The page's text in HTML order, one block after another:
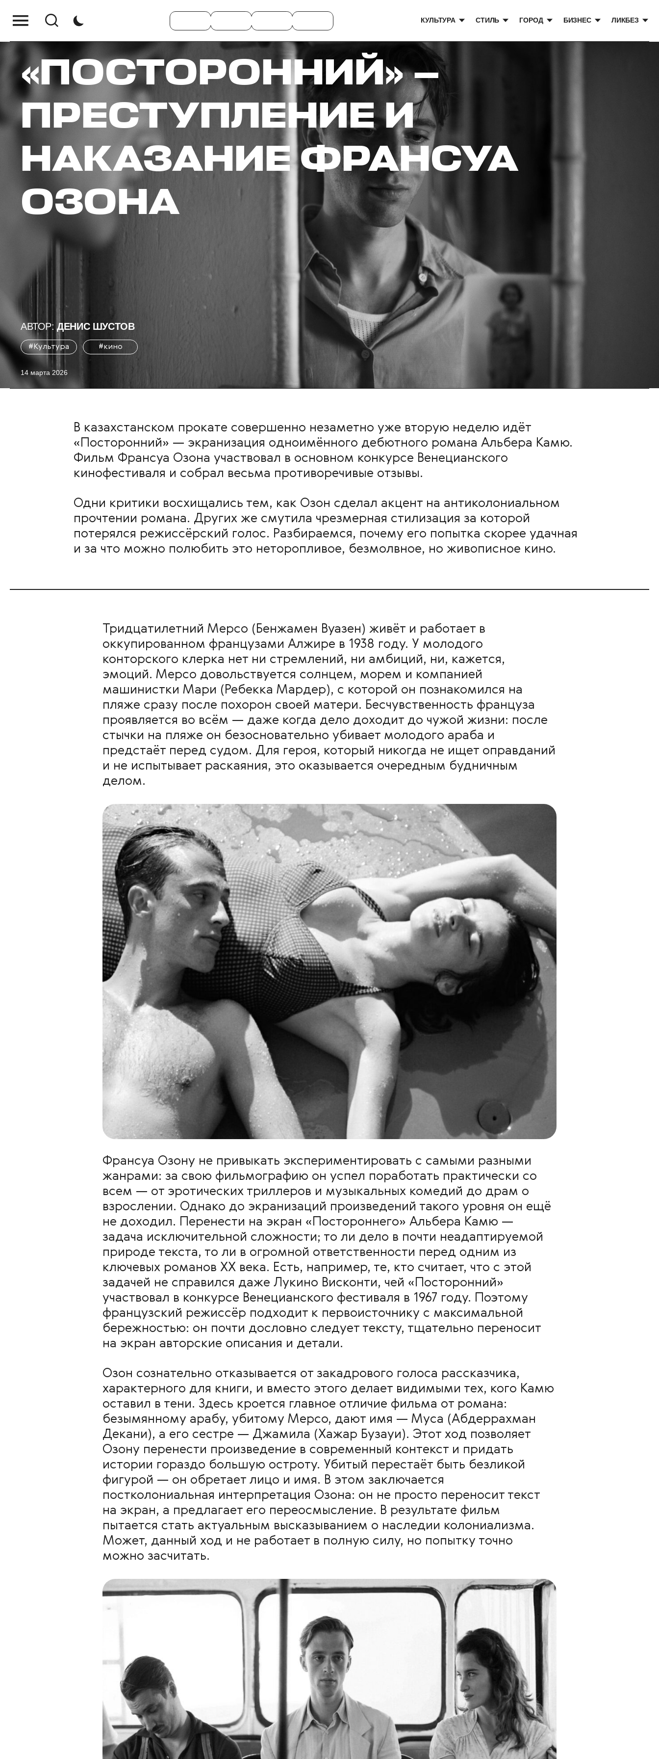
КУЛЬТУРА СТИЛЬ ГОРОД БИЗНЕС ЛИКБЕЗ
«ПОСТОРОННИЙ» —
ПРЕСТУПЛЕНИЕ И
НАКАЗАНИЕ ФРАНСУА
ОЗОНА
АВТОР:ДЕНИС ШУСТОВ
#Культура #кино
14 марта 2026
В казахстанском прокате совершенно незаметно уже вторую неделю идёт
«Посторонний» — экранизация одноимённого дебютного романа Альбера Камю.
Фильм Франсуа Озона участвовал в основном конкурсе Венецианского
кинофестиваля и собрал весьма противоречивые отзывы.
Одни критики восхищались тем, как Озон сделал акцент на антиколониальном
прочтении романа. Других же смутила чрезмерная стилизация за которой
потерялся режиссёрский голос. Разбираемся, почему его попытка скорее удачная
и за что можно полюбить это неторопливое, безмолвное, но живописное кино.
Тридцатилетний Мерсо (Бенжамен Вуазен) живёт и работает в
оккупированном французами Алжире в 1938 году. У молодого
конторского клерка нет ни стремлений, ни амбиций, ни, кажется,
эмоций. Мерсо довольствуется солнцем, морем и компанией
машинистки Мари (Ребекка Мардер), с которой он познакомился на
пляже сразу после похорон своей матери. Бесчувственность француза
проявляется во всём — даже когда дело доходит до чужой жизни: после
стычки на пляже он безосновательно убивает молодого араба и
предстаёт перед судом. Для героя, который никогда не ищет оправданий
и не испытывает раскаяния, это оказывается очередным будничным
делом.
Франсуа Озону не привыкать экспериментировать с самыми разными
жанрами: за свою фильмографию он успел поработать практически со
всем — от эротических триллеров и музыкальных комедий до драм о
взрослении. Однако до экранизаций произведений такого уровня он ещё
не доходил. Перенести на экран «Постороннего» Альбера Камю —
задача исключительной сложности; то ли дело в почти неадаптируемой
природе текста, то ли в огромной ответственности перед одним из
ключевых романов XX века. Есть, например, те, кто считает, что с этой
задачей не справился даже Лукино Висконти, чей «Посторонний»
участвовал в конкурсе Венецианского фестиваля в 1967 году. Поэтому
французский режиссёр подходит к первоисточнику с максимальной
бережностью: он почти дословно следует тексту, тщательно переносит
на экран авторские описания и детали.
Озон сознательно отказывается от закадрового голоса рассказчика,
характерного для книги, и вместо этого делает видимыми тех, кого Камю
оставил в тени. Здесь кроется главное отличие фильма от романа:
безымянному арабу, убитому Мерсо, дают имя — Муса (Абдеррахман
Декани), а его сестре — Джамила (Хажар Бузауи). Этот ход позволяет
Озону перенести произведение в современный контекст и придать
истории гораздо большую остроту. Убитый перестаёт быть безликой
фигурой — он обретает лицо и имя. В этом заключается
постколониальная интерпретация Озона: он не просто переносит текст
на экран, а предлагает его переосмысление. В результате фильм
пытается стать актуальным высказыванием о наследии колониализма.
Может, данный ход и не работает в полную силу, но попытку точно
можно засчитать.